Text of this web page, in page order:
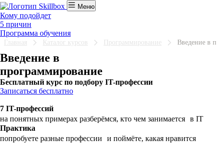
Меню
Кому подойдет
5 причин
Программа обучения
Главная Каталог курсов Программирование Введение ­в
Введение в
программирование
Бесплатный курс по подбору IT-профессии
Записаться бесплатно
7 IT-профессий
на понятных примерах разберёмся, кто чем занимается в IT
Практика
попробуете разные профессии и поймёте, какая нравится